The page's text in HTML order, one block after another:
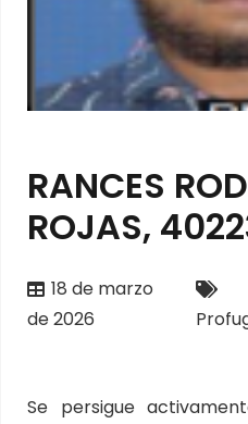
RANCES
ROJAS,
18 de marzo
de 2026
Se persigue